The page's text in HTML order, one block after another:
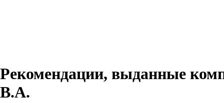
Рекомендации, выданные
В.А.